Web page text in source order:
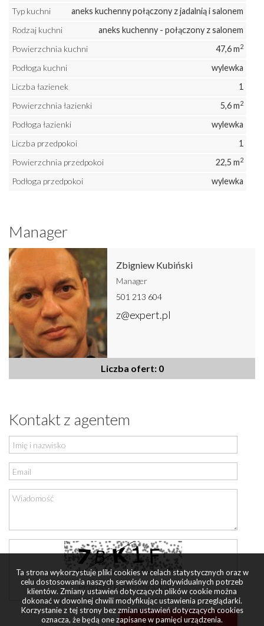
Typ kuchni
aneks kuchenny połączony z jadalnią i salonem
Rodzaj kuchni
aneks kuchenny - połączony z salonem
Powierzchnia kuchni
47,6 m2
Podłoga kuchni
wylewka
Liczba łazienek
1
Powierzchnia łazienki
5,6 m2
Podłoga łazienki
wylewka
Liczba przedpokoi
1
Powierzchnia przedpokoi
22,5 m2
Podłoga przedpokoi wylewka
Manager
Zbigniew Kubiński
Manager
501 213 604
z@expert.pl
Liczba ofert: 0
Kontakt z agentem
Ta strona wykorzystuje pliki cookies w celach statystycznych oraz w
celu dostosowania naszych serwisów do indywidualnych potrzeb
klientów. Zmiany ustawień dotyczących plików cookie można
dokonać w dowolnej chwili modyfikując ustawienia przeglądarki.
Korzystanie z tej strony bez zmian ustawień dotyczących cookies
oznacza, że będą one zapisane w pamięci urządzenia.